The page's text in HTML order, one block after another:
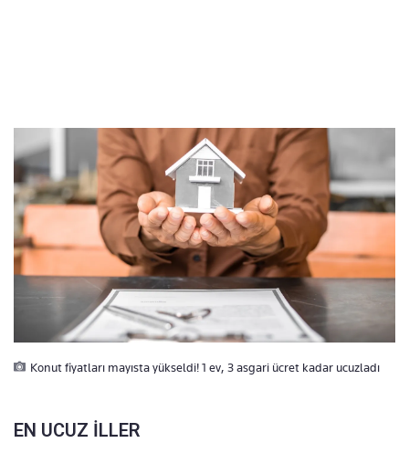
Konut fiyatları mayısta yükseldi! 1 ev, 3 asgari ücret kadar ucuzladı
EN UCUZ İLLER